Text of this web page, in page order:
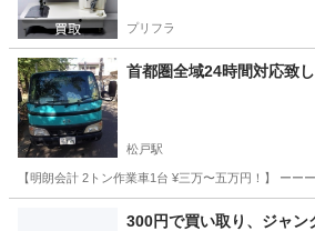
プリフラ
首都圏全域24時間対応致し
松戸駅
【明朗会計 2トン作業車1台 ¥三万〜五万円！】 ー
松戸駅 遺品整理
300円で買い取り、ジャン